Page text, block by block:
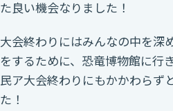
た良い機会なりました！
大会終わりにはみんなの中を深
をするために、恐竜博物館に行
民ア大会終わりにもかかわらず
た！